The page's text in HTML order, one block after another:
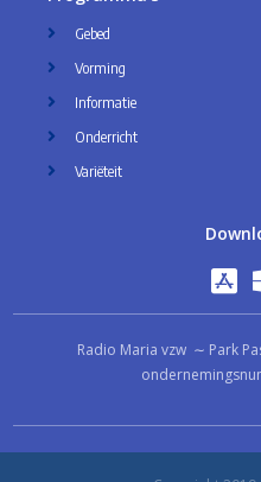
Gebed
Vorming
Informatie
Onderricht
Variëteit
Radio Maria vzw ∼ Park